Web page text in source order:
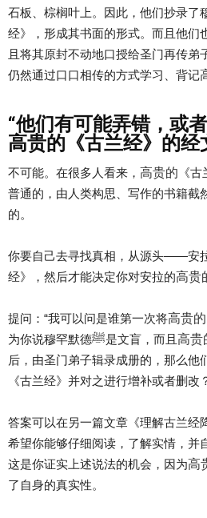
经》，形成其书面的形式。而且他们
且将其原封不动地口授给圣门再传弟
仍然通过口口相传的方式学习、背记
“他们有可能弄错，或
高贵的《古兰经》的经
不可能。在很多人看来， 高贵的 《
普通的，由人类构思、写作的书籍截
的。
你要自己去寻找真相，从源头——安
经》，然后才能决定你对安拉的高贵
提问：“我可以问是谁第一次将高贵的
为你说穆罕默德ﷺ是文盲，而且 高贵
后，由圣门弟子辑录成册的，那么他
《古兰经》并对之进行增补或者删改
答案可以在另一篇文章《理解古兰经
希望你能够仔细阅读，了解实情，并
这是你证实上述说法的机会，因为高
了自身的真实性。